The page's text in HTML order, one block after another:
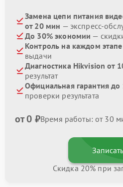
Замена цепи питания
от 20 мин — экспресс-
До 30% экономии —
Контроль на каждом этапе
выдачи
Диагностика Hikvision от
результат
Официальная гарантия до
проверки результата
от 0 ₽Время работы: от 30
Скидка 20% при